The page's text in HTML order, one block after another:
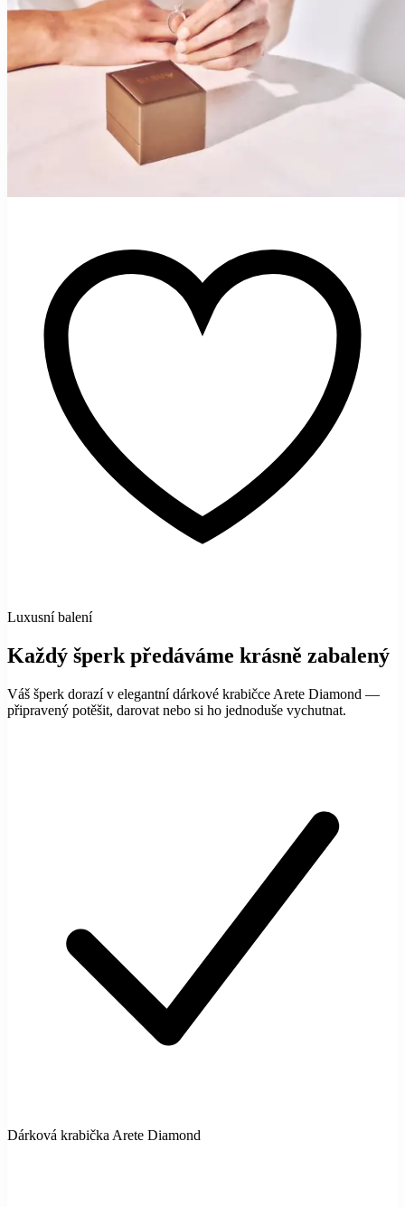
Luxusní balení
Každý šperk předáváme krásně zabalený
Váš šperk dorazí v elegantní dárkové krabičce Arete Diamond —
připravený potěšit, darovat nebo si ho jednoduše vychutnat.
Dárková krabička Arete Diamond